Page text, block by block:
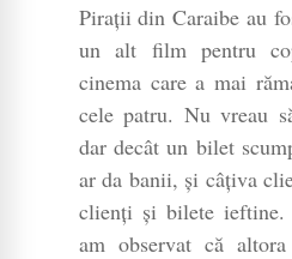
Pirații din Caraibe au
un alt film pentru
cinema care a mai
cele patru. Nu vreau
dar decât un bilet
ar da banii, și câțiva
clienți și bilete
am observat că